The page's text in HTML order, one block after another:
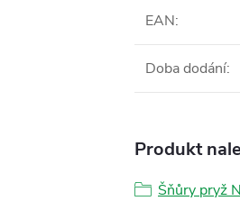
EAN:
Doba dodání:
Produkt
Šňůry pryž